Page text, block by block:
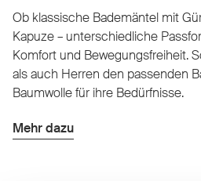
Ob klassische Bademäntel mit
Kapuze – unterschiedliche
Komfort und Bewegungsfreiheit.
als auch Herren den passenden
Baumwolle für ihre Bedürfnisse.
Mehr dazu